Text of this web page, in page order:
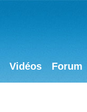
Vidéos Forum